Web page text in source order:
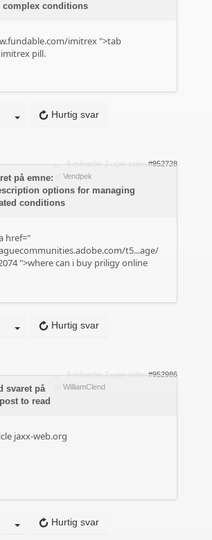
complex conditions
imitrex ">tab
pill.
Hurtig svar
9 måneder 2 uger siden #952728
Vendpek
på emne:
options for managing
conditions
href="
t5...age/
">where can i buy priligy online
Hurtig svar
9 måneder 2 uger siden #952986
WilliamClend
svaret på
to read
jaxx-web.org
Hurtig svar